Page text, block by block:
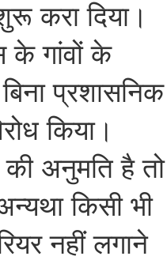
करा दिया।
के गांवों के
प्रशासनिक
किया।
की अनुमति है तो
किसी भी
नहीं लगाने